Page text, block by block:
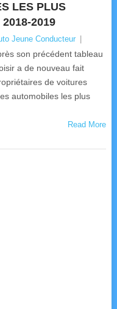
LES PLUS
2019
Jeune Conducteur
son précédent tableau
a de nouveau fait
de voitures
automobiles les plus
Read More